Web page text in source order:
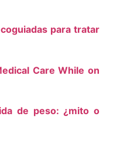
para tratar
Care While on
de peso: ¿mito o